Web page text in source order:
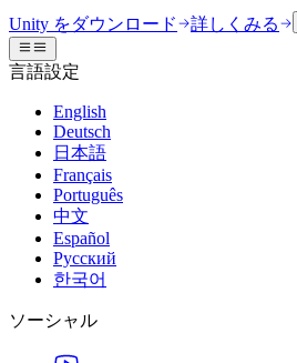
Unityエンジン
任意のプラットフォーム向けに2D
共同作業
チームでの共同作業と迅速なイテレ
Unity をダウンロード
プランと価格
デプロイ
Unity がサポートする 25 以上のプラ
3Dコラボレーション
リアルタイムで3Dプロジェクトを
没入型トレーニング
没入型環境でのトレーニング
顧客体験
インタラクティブな3D体験を作成す
業界
運用の卓越性を達成する
ドキュメント
公式ユーザーマニュアルとAPIリフ
開発者ツール
リリースバージョンと問題追跡
ロードマップ
今後の機能をレビューする
技術用語のライブラリ
ディスカッション
議論、問題解決、つながる
イベント
グローバルおよびローカルイベント
コミュニティストーリー
Made with Unity
Unityクリエイターの紹介
ライブストリーム
Unity Learn
無料でUnityスキルをマスターする
プロフェッショナルトレーニング
Unityトレーナーでチームをレベルア
Unity初心者向け
スタートガイド
学習を開始しましょう
Unity は初めてですか？旅を始めま
ヘルプを得る
Unityで成功するためのサポート
Success Plan
専門的なサポートで目標を早く達成
FAQ
よくある質問への回答
お問い合わせ
Unity をダウンロード 詳しくみる
言語設定
English
Deutsch
日本語
Français
Português
中文
Español
Русский
한국어
ソーシャル